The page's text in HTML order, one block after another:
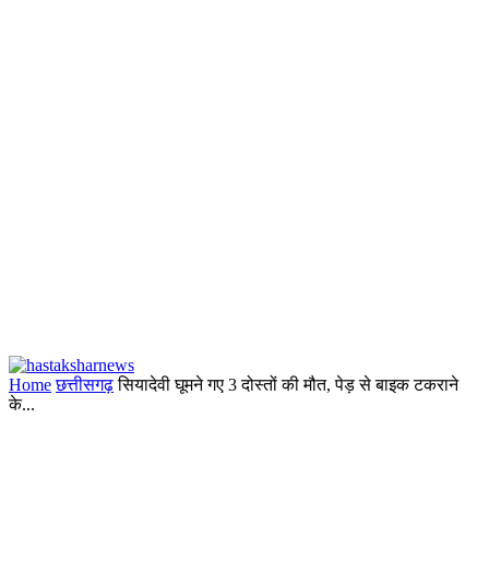
Home छत्तीसगढ़ सियादेवी घूमने गए 3 दोस्तों की मौत, पेड़ से बाइक टकराने
के...